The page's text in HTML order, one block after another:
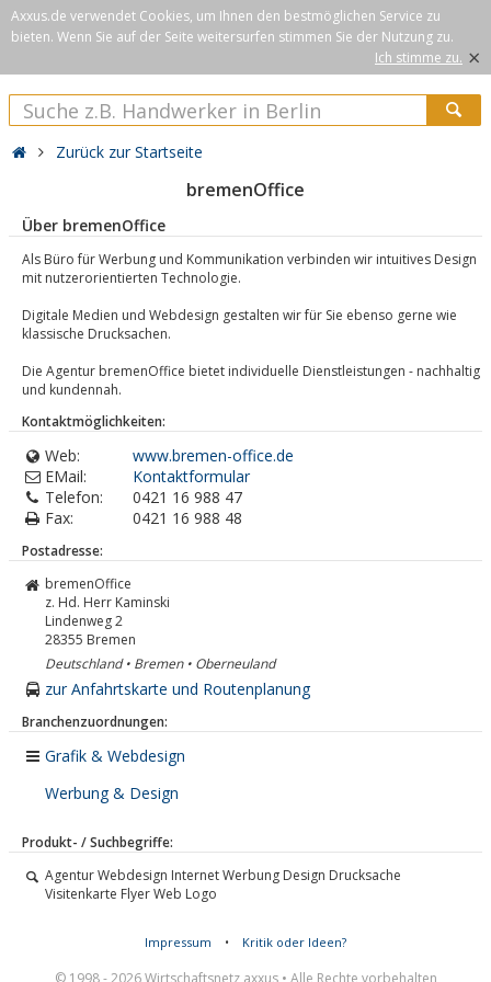
Axxus.de verwendet Cookies, um Ihnen den bestmöglichen Service zu
bieten. Wenn Sie auf der Seite weitersurfen stimmen Sie der Nutzung zu.
Ich stimme zu. ×
Zurück zur Startseite
bremenOffice
Über bremenOffice
Als Büro für Werbung und Kommunikation verbinden wir intuitives Design
mit nutzerorientierten Technologie.
Digitale Medien und Webdesign gestalten wir für Sie ebenso gerne wie
klassische Drucksachen.
Die Agentur bremenOffice bietet individuelle Dienstleistungen - nachhaltig
und kundennah.
Kontaktmöglichkeiten:
Web:
www.bremen-office.de
EMail:
Kontaktformular
Telefon:
0421 16 988 47
Fax:
0421 16 988 48
Postadresse:
bremenOffice
z. Hd. Herr Kaminski
Lindenweg 2
28355 Bremen
Deutschland • Bremen • Oberneuland
zur Anfahrtskarte und Routenplanung
Branchenzuordnungen:
Grafik & Webdesign
Werbung & Design
Produkt- / Suchbegriffe:
Agentur Webdesign Internet Werbung Design Drucksache
Visitenkarte Flyer Web Logo
Impressum • Kritik oder Ideen?
© 1998 - 2026 Wirtschaftsnetz axxus • Alle Rechte vorbehalten